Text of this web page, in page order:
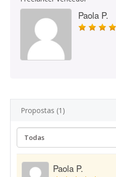
Paola P.
Propostas (1)
Paola P.